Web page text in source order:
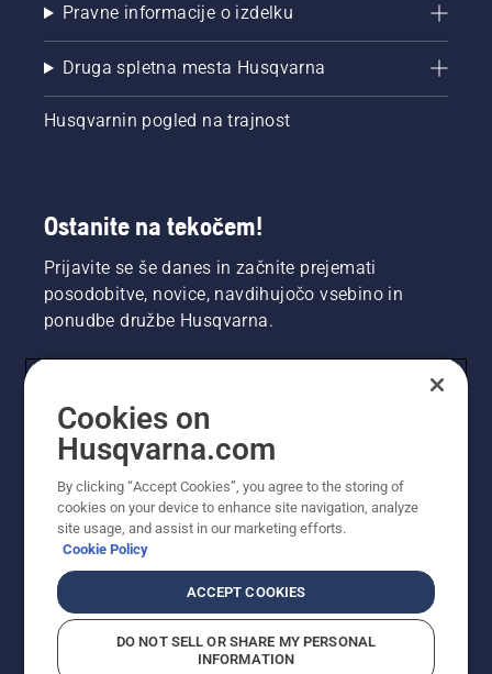
Pravne informacije o izdelku
Druga spletna mesta Husqvarna
Husqvarnin pogled na trajnost
Ostanite na tekočem!
Prijavite se še danes in začnite prejemati
posodobitve, novice, navdihujočo vsebino in
ponudbe družbe Husqvarna.
Cookies on
Husqvarna.com
By clicking “Accept Cookies”, you agree to the storing of
cookies on your device to enhance site navigation, analyze
site usage, and assist in our marketing efforts.
Cookie Policy
ACCEPT COOKIES
DO NOT SELL OR SHARE MY PERSONAL
INFORMATION